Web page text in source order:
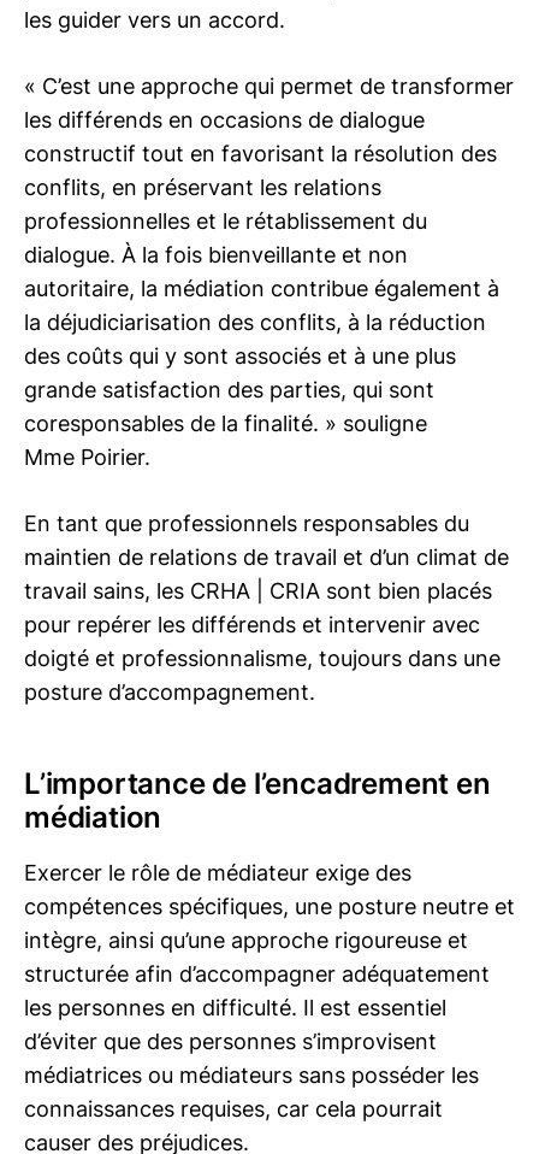
les guider vers un accord.
« C’est une approche qui permet de transformer
les différends en occasions de dialogue
constructif tout en favorisant la résolution des
conflits, en préservant les relations
professionnelles et le rétablissement du
dialogue. À la fois bienveillante et non
autoritaire, la médiation contribue également à
la déjudiciarisation des conflits, à la réduction
des coûts qui y sont associés et à une plus
grande satisfaction des parties, qui sont
coresponsables de la finalité. » souligne
Mme Poirier.
En tant que professionnels responsables du
maintien de relations de travail et d’un climat de
travail sains, les CRHA | CRIA sont bien placés
pour repérer les différends et intervenir avec
doigté et professionnalisme, toujours dans une
posture d’accompagnement.
L’importance de l’encadrement en
médiation
Exercer le rôle de médiateur exige des
compétences spécifiques, une posture neutre et
intègre, ainsi qu’une approche rigoureuse et
structurée afin d’accompagner adéquatement
les personnes en difficulté. Il est essentiel
d’éviter que des personnes s’improvisent
médiatrices ou médiateurs sans posséder les
connaissances requises, car cela pourrait
causer des préjudices.